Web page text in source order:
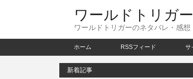
ワールドトリガ
ワールドトリガーのネタバレ・感
ホーム RSSフィード サ
新着記事